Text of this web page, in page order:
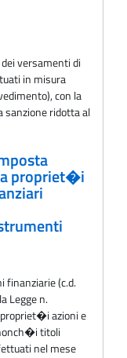
versamenti di
in misura
con la
sanzione ridotta al
propriet�i
finanziarie (c.d.
Legge n.
azioni e
titoli
nel mese